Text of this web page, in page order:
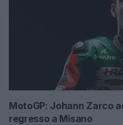
MotoGP: Johann Zarco
regresso a Misano